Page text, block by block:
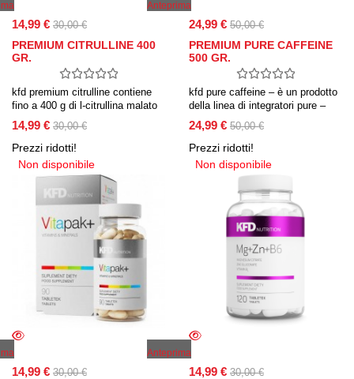
14,99 € 30,00 €
PREMIUM CITRULLINE 400
GR.
kfd premium citrulline contiene
fino a 400 g di l-citrullina malato
di altissima qualità con l’aggiunta
della nostra ricetta aromatica
proprietaria. il prodotto non
contiene riempitivi non necessari
come aminoacidi più economici.
14,99 € 30,00 €
Prezzi ridotti!
Non disponibile
Anteprima
24,99 € 50,00 €
PREMIUM PURE CAFFEINE
500 GR.
kfd pure caffeine – è un prodotto
della linea di integratori pure –
senza aromi e dolcificanti,
materia prima pura di altissima
qualità senza additivi inutili.
24,99 € 50,00 €
Prezzi ridotti!
Non disponibile
14,99 € 30,00 €
Anteprima
14,99 € 30,00 €